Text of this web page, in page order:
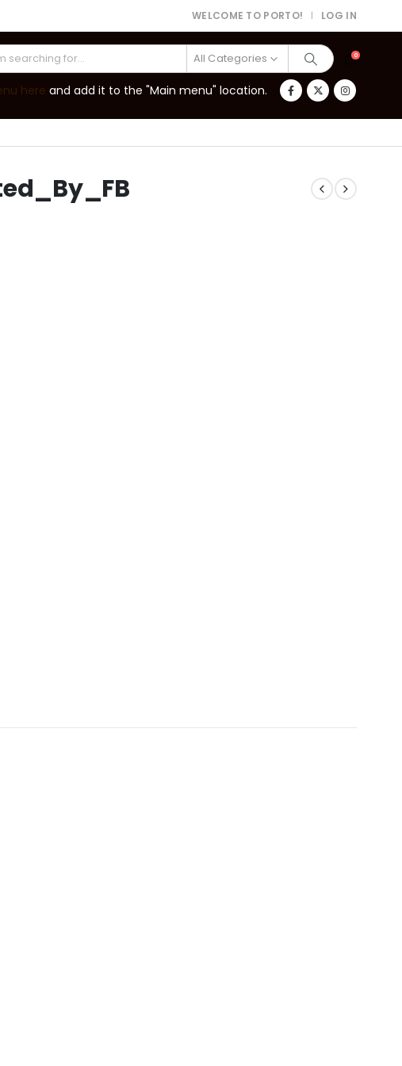
WELCOME TO PORTO! | LOG IN
All Categories 0
here and add it to the "Main menu" location.